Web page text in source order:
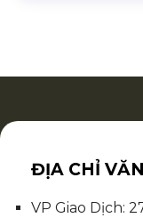
ĐỊA CHỈ
VP Giao Dịch: